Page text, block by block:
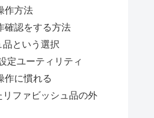
作方法
確認をする方法
品という選択
定ユーティリティ
作に慣れる
ファビッシュ品の外